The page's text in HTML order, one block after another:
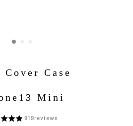
Cover Case
Mini
5
Click
919reviews